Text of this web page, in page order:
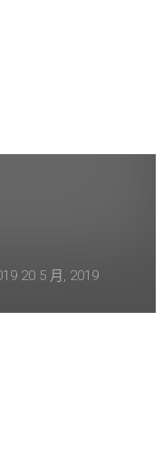
龍山脈買
20 5 月, 2019